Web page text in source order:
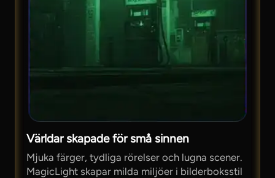
Världar skapade för små sinnen
Mjuka färger, tydliga rörelser och lugna scener.
MagicLight skapar milda miljöer i bilderboksstil